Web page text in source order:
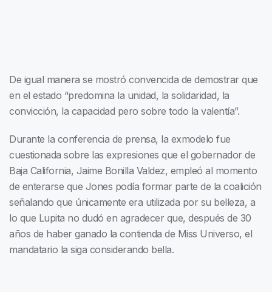
De igual manera se mostró convencida de demostrar que
en el estado “predomina la unidad, la solidaridad, la
convicción, la capacidad pero sobre todo la valentía”.
Durante la conferencia de prensa, la exmodelo fue
cuestionada sobre las expresiones que el gobernador de
Baja California, Jaime Bonilla Valdez, empleó al momento
de enterarse que Jones podía formar parte de la coalición
señalando que únicamente era utilizada por su belleza, a
lo que Lupita no dudó en agradecer que, después de 30
años de haber ganado la contienda de Miss Universo, el
mandatario la siga considerando bella.